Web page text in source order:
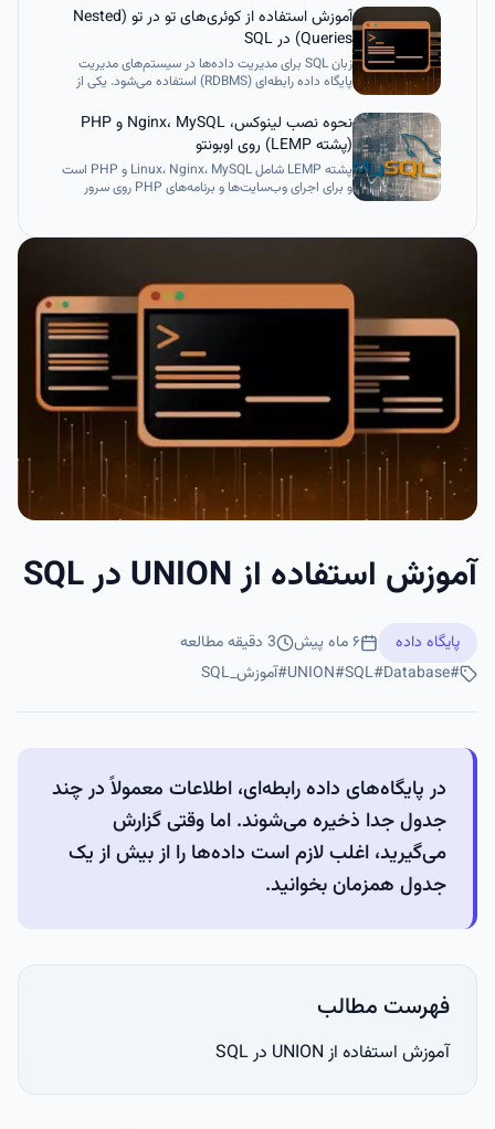
LAMP استفاده می‌شود.
آموزش استفاده از کوئری‌های تو در تو (Nested
Queries) در SQL
زبان SQL برای مدیریت داده‌ها در سیستم‌های مدیریت
پایگاه داده رابطه‌ای (RDBMS) استفاده می‌شود. یکی از
دیگر است که به آن Subquery یا Nested Query گفته
می‌شود. در این حالت، یک دستور SELECT داخل پرانتز قرار
یا DELETE استفاده می‌شود.
نحوه نصب لینوکس، Nginx، MySQL و PHP
(پشته LEMP) روی اوبونتو
پشته LEMP شامل Linux، Nginx، MySQL و PHP است
و برای اجرای وب‌سایت‌ها و برنامه‌های PHP روی سرور
شده است. با راه‌اندازی این پشته، می‌توانید سایت‌ها و
آموزش استفاده از UNION در SQL
پایگاه داده ۶ ماه پیش 3 دقیقه مطالعه
#
Database
#
SQL
#
UNION
#آموزش_SQL
در پایگاه‌های داده رابطه‌ای، اطلاعات معمولاً در چند
جدول جدا ذخیره می‌شوند. اما وقتی گزارش
می‌گیرید، اغلب لازم است داده‌ها را از بیش از یک
جدول همزمان بخوانید.
فهرست مطالب
آموزش استفاده از UNION در SQL